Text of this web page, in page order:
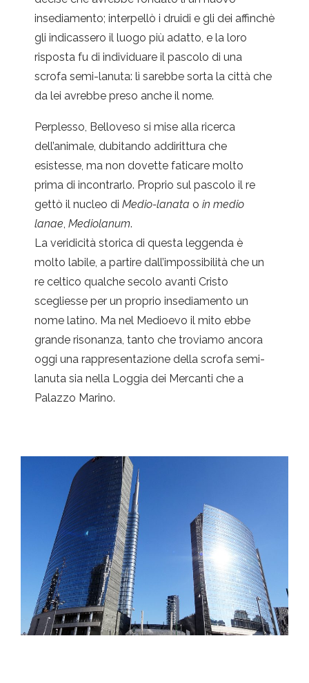
insediamento; interpellò i druidi e gli dei affinchè
gli indicassero il luogo più adatto, e la loro
risposta fu di individuare il pascolo di una
scrofa semi-lanuta: lì sarebbe sorta la città che
da lei avrebbe preso anche il nome.
Perplesso, Belloveso si mise alla ricerca
dell’animale, dubitando addirittura che
esistesse, ma non dovette faticare molto
prima di incontrarlo. Proprio sul pascolo il re
gettò il nucleo di Medio-lanata o in medio
lanae, Mediolanum.
La veridicità storica di questa leggenda è
molto labile, a partire dall’impossibilità che un
re celtico qualche secolo avanti Cristo
scegliesse per un proprio insediamento un
nome latino. Ma nel Medioevo il mito ebbe
grande risonanza, tanto che troviamo ancora
oggi una rappresentazione della scrofa semi-
lanuta sia nella Loggia dei Mercanti che a
Palazzo Marino.